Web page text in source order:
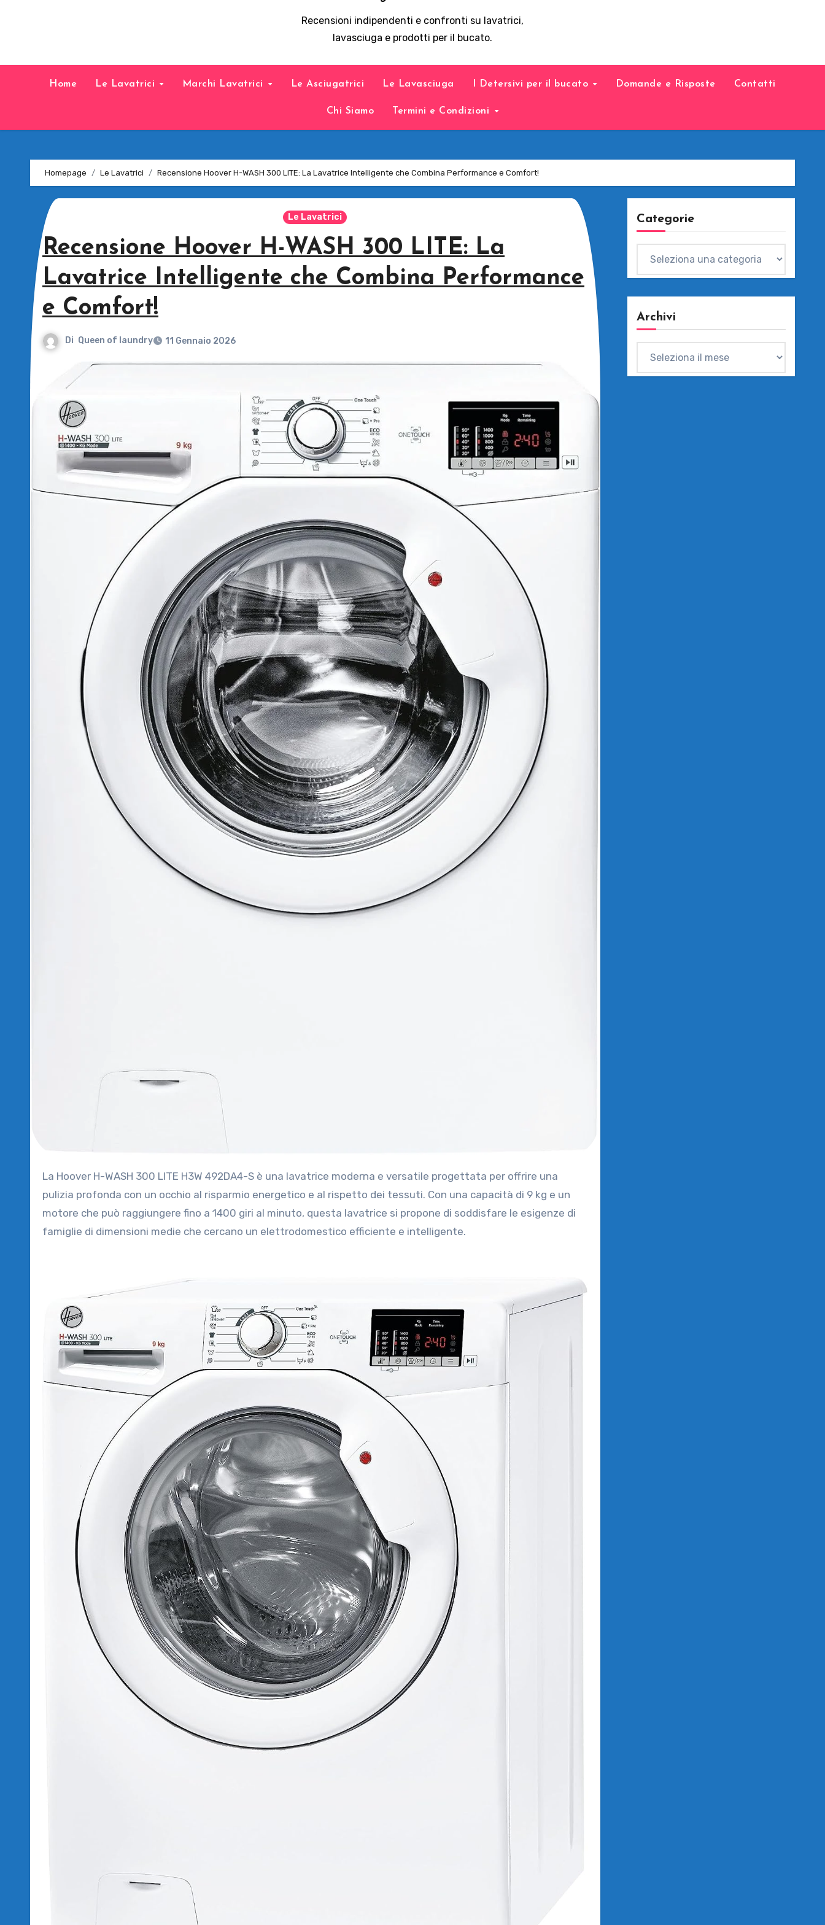
Recensioni indipendenti e confronti su lavatrici,
lavasciuga e prodotti per il bucato.
Home Le Lavatrici Marchi Lavatrici Le Asciugatrici Le Lavasciuga I Detersivi per il bucato Domande e Risposte Contatti
Chi Siamo Termini e Condizioni
Homepage Le Lavatrici Recensione Hoover H-WASH 300 LITE: La Lavatrice Intelligente che Combina Performance e Comfort!
Le Lavatrici
Recensione Hoover H-WASH 300 LITE: La
Lavatrice Intelligente che Combina Performance
e Comfort!
Di Queen of laundry 11 Gennaio 2026
La Hoover H-WASH 300 LITE H3W 492DA4-S è una lavatrice moderna e versatile progettata per offrire una
pulizia profonda con un occhio al risparmio energetico e al rispetto dei tessuti. Con una capacità di 9 kg e un
motore che può raggiungere fino a 1400 giri al minuto, questa lavatrice si propone di soddisfare le esigenze di
famiglie di dimensioni medie che cercano un elettrodomestico efficiente e intelligente.
Categorie
Archivi